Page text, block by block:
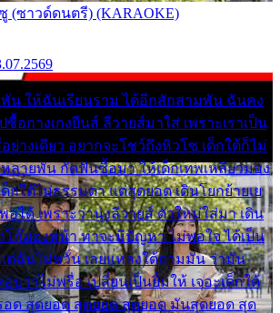
(ซาวด์ดนตรี) (KARAOKE)
น ให้ฉันเรียนราม ได้อีกสักสามพัน ฉันคง
ซื้อกางเกงยีนส์ ลีวายส์มาใส่ เพราะเราเป็น
ย่างเดียว อยากจะโชว์ถึงหิวโซ เด็กใต้ก็ไม่
ลายพัน กัดฟันซื้อมา ให้เด็กเทพเหลียวมอง
กใต้ไม่ธรรมดา แต่สุดยอด เดินโยกย้ายเย
อได้ เพราะว่านุ่งลีวายส์ ตัวใหม่ใส่มา เดิน
โก๊มองหน้า ท่าจะมีปัญหา ไม่พอใจ ได้เป็น
ต่ฉันไม่หวั่น เลยแหลงใต้ถามมัน ว่ามัน
บว่าไม่พรื่อ เปลี่ยนเป็นยิ้มให้ เจอะเด็กใต้
อด สุดยอด สุดยอด สุดยอด มันสุดยอด สุด